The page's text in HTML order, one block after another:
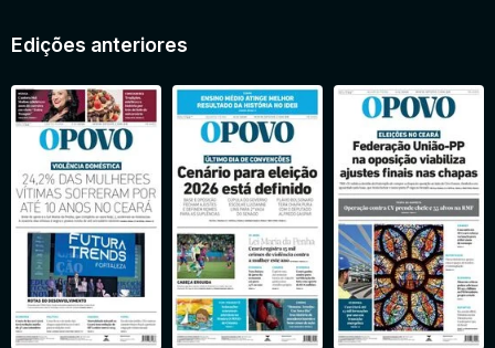
Edições anteriores